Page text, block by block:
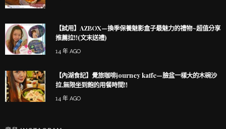
【試用】AZBOX—換季保養魅影盒子最魅力的禮物~超值分享
推薦拉!!(文末送禮)
14 年 AGO
【內湖食記】覺旅咖啡journey kaffe—臉盆一樣大的木碗沙
拉,無限坐到飽的用餐時間!!
14 年 AGO